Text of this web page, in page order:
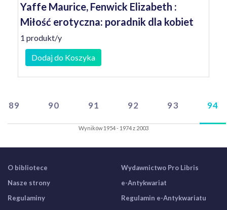
Yaffe Maurice, Fenwick Elizabeth :
Miłość erotyczna: poradnik dla kobiet
1 produkt/y
Dodaj do Koszyka
89 90 91 92 93 94
Wyników 1954 - 1974 z 2003
O bibliotece
Nasze strony
Regulaminy
Wydawnictwo Pro Libris
e-Antykwariat
Regulamin e-Antykwariatu